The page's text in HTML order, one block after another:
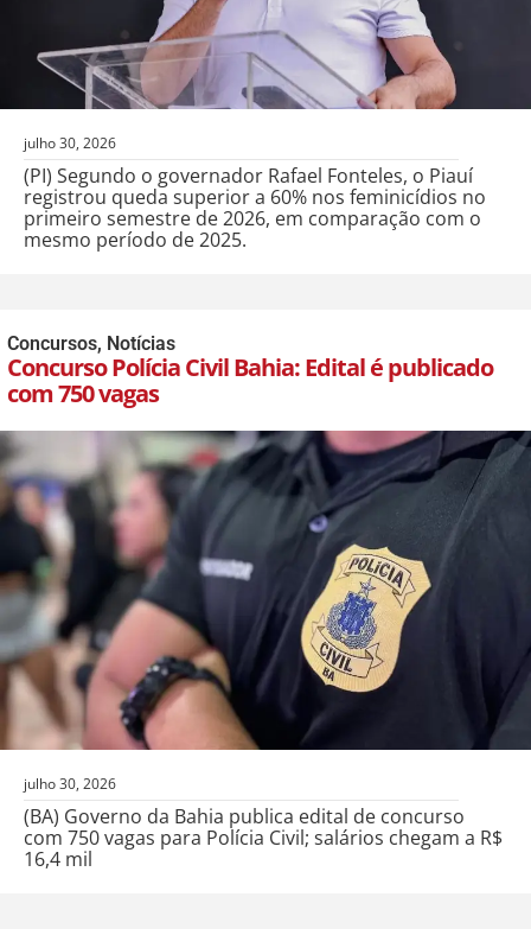
julho 30, 2026
(PI) Segundo o governador Rafael Fonteles, o Piauí
registrou queda superior a 60% nos feminicídios no
primeiro semestre de 2026, em comparação com o
mesmo período de 2025.
Concursos, Notícias
Concurso Polícia Civil Bahia: Edital é publicado
com 750 vagas
julho 30, 2026
(BA) Governo da Bahia publica edital de concurso
com 750 vagas para Polícia Civil; salários chegam a R$
16,4 mil